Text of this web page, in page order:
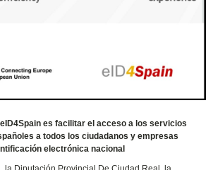
es facilitar el acceso a los servicios
a todos los ciudadanos y empresas
electrónica nacional